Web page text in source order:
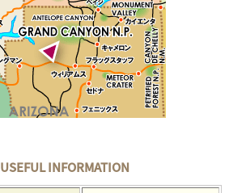
USEFUL INFORMATION